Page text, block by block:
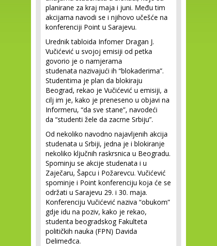
planirane za kraj maja i juni. Među tim
akcijama navodi se i njihovo učešće na
konferenciji Point u Sarajevu.
Urednik tabloida Infomer Dragan J.
Vučićević u svojoj emisiji od petka
govorio je o namjerama
studenata nazivajući ih “blokaderima”.
Studentima je plan da blokiraju
Beograd, rekao je Vučićević u emisiji, a
cilj im je, kako je preneseno u objavi na
Informeru, “da sve stane”, navodeći
da “studenti žele da zacrne Srbiju”.
Od nekoliko navodno najavljenih akcija
studenata u Srbiji, jedna je i blokiranje
nekoliko ključnih raskrsnica u Beogradu.
Spominju se akcije studenata i u
Zaječaru, Šapcu i Požarevcu. Vučićević
spominje i Point konferenciju koja će se
održati u Sarajevu 29. i 30. maja.
Konferenciju Vučićević naziva “obukom”
gdje idu na poziv, kako je rekao,
studenta beogradskog Fakulteta
političkih nauka (FPN) Davida
Delimeđca.